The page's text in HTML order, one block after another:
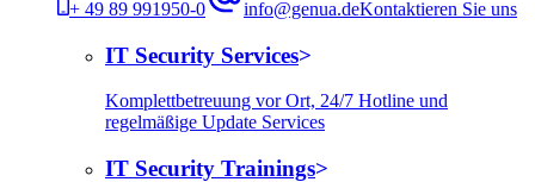
+ 49 89 991950-0 info@genua.deKontaktieren Sie uns
IT Security Services
Komplettbetreuung vor Ort, 24/7 Hotline und
regelmäßige Update Services
IT Security Trainings